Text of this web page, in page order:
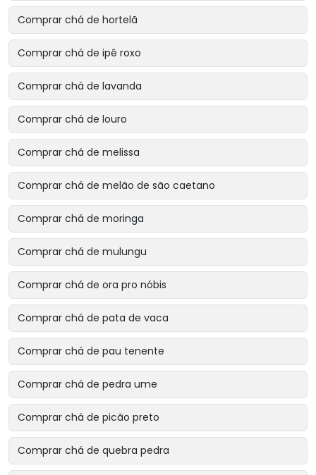
Comprar chá de hortelã
Comprar chá de ipê roxo
Comprar chá de lavanda
Comprar chá de louro
Comprar chá de melissa
Comprar chá de melão de são caetano
Comprar chá de moringa
Comprar chá de mulungu
Comprar chá de ora pro nóbis
Comprar chá de pata de vaca
Comprar chá de pau tenente
Comprar chá de pedra ume
Comprar chá de picão preto
Comprar chá de quebra pedra